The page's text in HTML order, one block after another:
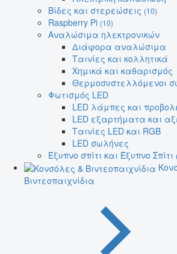
Βίδες και στερεώσεις (10)
Raspberry Pi (10)
Αναλώσιμα ηλεκτρονικών
Διάφορα αναλώσιμα
Ταινίες και κολλητικά
Χημικά και καθαρισμός
Θερμοσυστελλόμενοι
Φωτισμός LED
LED λάμπες και
LED εξαρτήματα και
Ταινίες LED και RGB
LED σωλήνες
Έξυπνο σπίτι και Έξυπνο Σπίτι
Βιντεοπαιχνίδια